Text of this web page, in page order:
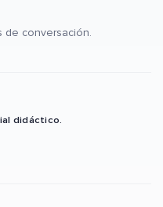
de conversación.
didáctico.